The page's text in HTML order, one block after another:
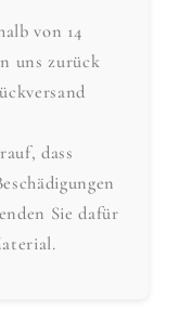
von 14
uns zurück
dass
Sie dafür